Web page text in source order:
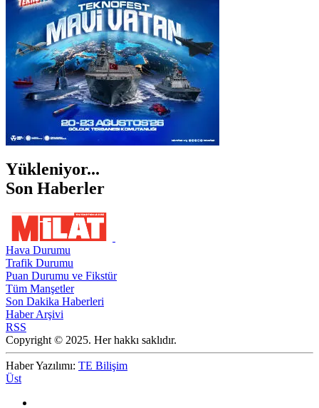
ŞIRNAK
Yükleniyor...
Son Haberler
Hava Durumu
Trafik Durumu
Puan Durumu ve Fikstür
Tüm Manşetler
Son Dakika Haberleri
Haber Arşivi
RSS
Copyright © 2025. Her hakkı saklıdır.
Haber Yazılımı: TE Bilişim
Üst